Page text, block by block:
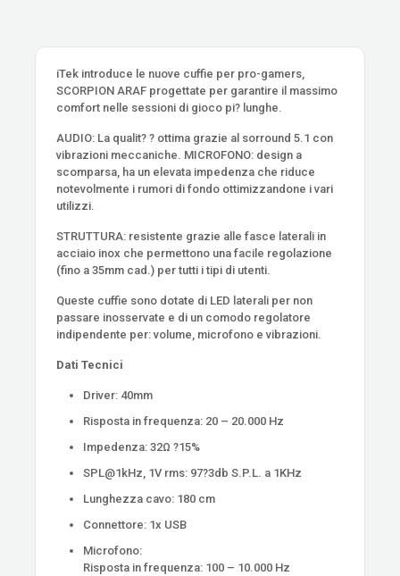
iTek introduce le nuove cuffie per pro-gamers,
SCORPION ARAF progettate per garantire il massimo
comfort nelle sessioni di gioco pi? lunghe.
AUDIO: La qualit? ? ottima grazie al sorround 5.1 con
vibrazioni meccaniche. MICROFONO: design a
scomparsa, ha un elevata impedenza che riduce
notevolmente i rumori di fondo ottimizzandone i vari
utilizzi.
STRUTTURA: resistente grazie alle fasce laterali in
acciaio inox che permettono una facile regolazione
(fino a 35mm cad.) per tutti i tipi di utenti.
Queste cuffie sono dotate di LED laterali per non
passare inosservate e di un comodo regolatore
indipendente per: volume, microfono e vibrazioni.
Dati Tecnici
Driver: 40mm
Risposta in frequenza: 20 – 20.000 Hz
Impedenza: 32Ω ?15%
SPL@1kHz, 1V rms: 97?3db S.P.L. a 1KHz
Lunghezza cavo: 180 cm
Connettore: 1x USB
Microfono:
Risposta in frequenza: 100 – 10.000 Hz